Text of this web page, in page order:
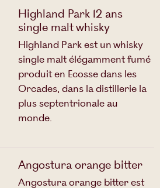
Highland Park 12 ans
single malt whisky
Highland Park est un whisky
single malt élégamment fumé
produit en Ecosse dans les
Orcades, dans la distillerie la
plus septentrionale au
monde.
Angostura orange bitter
Angostura orange bitter est